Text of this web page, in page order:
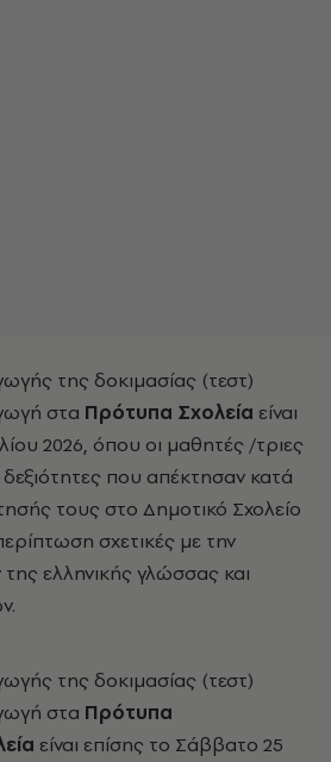
της δοκιμασίας (τεστ)
στα Πρότυπα Σχολεία είναι
2026, όπου οι μαθητές /τριες
που απέκτησαν κατά
τους στο Δημοτικό Σχολείο
σχετικές με την
ελληνικής γλώσσας και
της δοκιμασίας (τεστ)
στα Πρότυπα
είναι επίσης το Σάββατο 25